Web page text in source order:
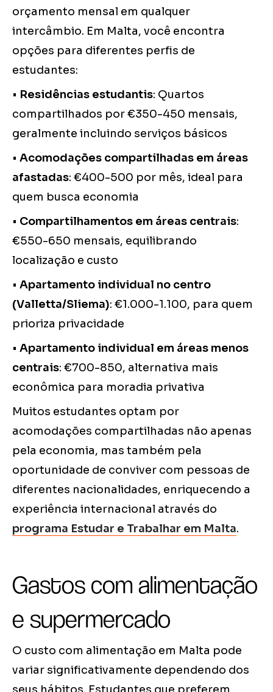
orçamento mensal em qualquer
intercâmbio. Em Malta, você encontra
opções para diferentes perfis de
estudantes:
• Residências estudantis: Quartos
compartilhados por €350-450 mensais,
geralmente incluindo serviços básicos
• Acomodações compartilhadas em áreas
afastadas: €400-500 por mês, ideal para
quem busca economia
• Compartilhamentos em áreas centrais:
€550-650 mensais, equilibrando
localização e custo
• Apartamento individual no centro
(Valletta/Sliema): €1.000-1.100, para quem
prioriza privacidade
• Apartamento individual em áreas menos
centrais: €700-850, alternativa mais
econômica para moradia privativa
Muitos estudantes optam por
acomodações compartilhadas não apenas
pela economia, mas também pela
oportunidade de conviver com pessoas de
diferentes nacionalidades, enriquecendo a
experiência internacional através do
programa Estudar e Trabalhar em Malta.
Gastos com alimentação
e supermercado
O custo com alimentação em Malta pode
variar significativamente dependendo dos